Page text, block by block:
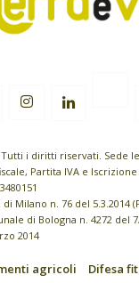
i diritti riservati. Sede
Partita IVA e
Milano n. 76 del 5.3.2014
di Bologna n. 4272 del
2014
agricoli
Difesa